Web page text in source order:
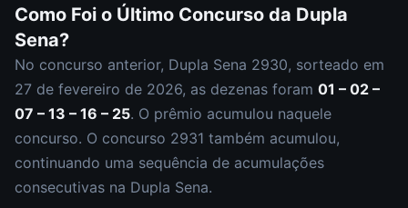
Como Foi o Último Concurso da Dupla
Sena?
No concurso anterior, Dupla Sena 2930, sorteado em
27 de fevereiro de 2026, as dezenas foram 01 – 02 –
07 – 13 – 16 – 25. O prêmio acumulou naquele
concurso. O concurso 2931 também acumulou,
continuando uma sequência de acumulações
consecutivas na Dupla Sena.